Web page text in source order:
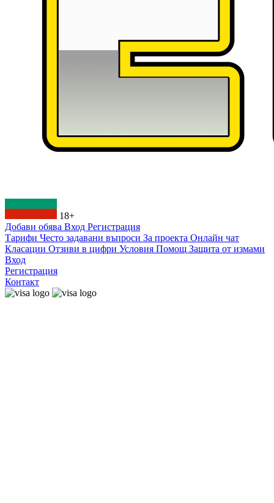
18+
Добави обява Вход Регистрация
Тарифи Често задавани въпроси За проекта Онлайн чат
Класации Отзиви в цифри Условия Помощ Защита от измами
Вход
Регистрация
Контакт